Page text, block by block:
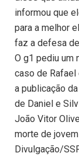
informou que
para a melhor
faz a defesa
O g1 pediu um
caso de Rafael
a publicação
de Daniel e
João Vitor
morte de
Divulgação/